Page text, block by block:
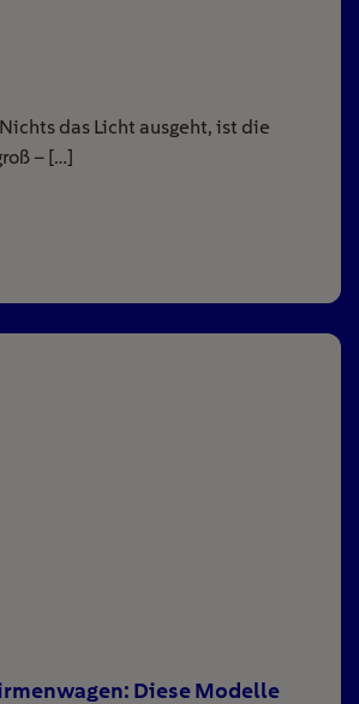
das Licht ausgeht, ist die
– […]
Diese Modelle